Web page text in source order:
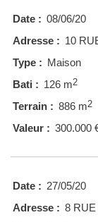
Date : 08/06/20
Adresse : 10
Type : Maison
Bati : 126 m2
Terrain : 886 m2
Valeur : 300.000
Date : 27/05/20
Adresse : 8 RUE